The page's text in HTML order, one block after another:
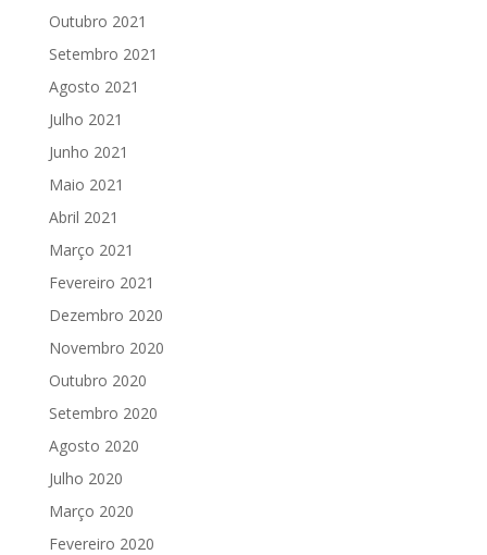
Outubro 2021
Setembro 2021
Agosto 2021
Julho 2021
Junho 2021
Maio 2021
Abril 2021
Março 2021
Fevereiro 2021
Dezembro 2020
Novembro 2020
Outubro 2020
Setembro 2020
Agosto 2020
Julho 2020
Março 2020
Fevereiro 2020